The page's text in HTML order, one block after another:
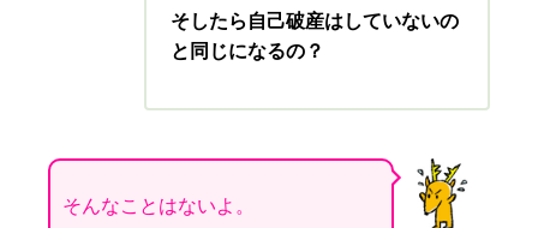
そしたら自己破産はしていないの
と同じになるの？
そんなことはないよ。